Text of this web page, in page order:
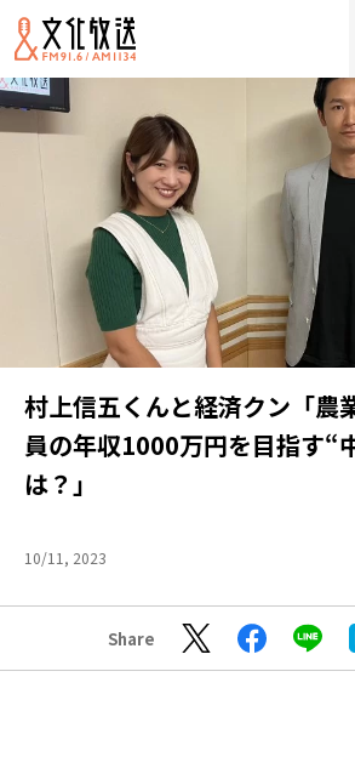
村上信五くんと経済クン「農
員の年収1000万円を目指す“
は？」
10/11, 2023
Share